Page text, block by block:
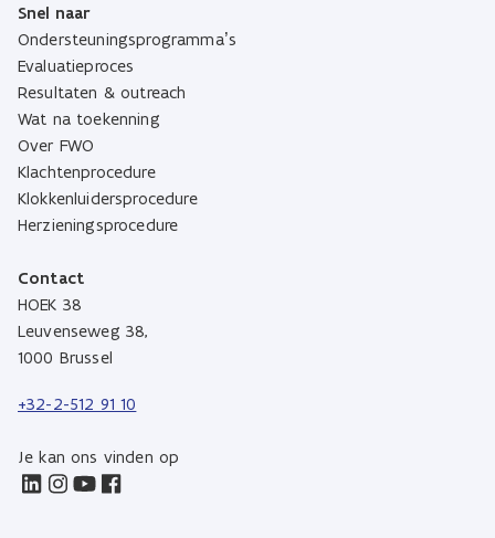
Snel naar
Ondersteuningsprogramma’s
Evaluatieproces
Resultaten & outreach
Wat na toekenning
Over FWO
Klachtenprocedure
Klokkenluidersprocedure
Herzieningsprocedure
Contact
HOEK 38
Leuvenseweg 38,
1000 Brussel
+32-2-512 91 10
Je kan ons vinden op